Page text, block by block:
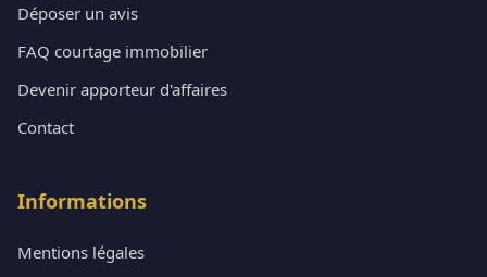
Déposer un avis
FAQ courtage immobilier
Devenir apporteur d'affaires
Contact
Informations
Mentions légales